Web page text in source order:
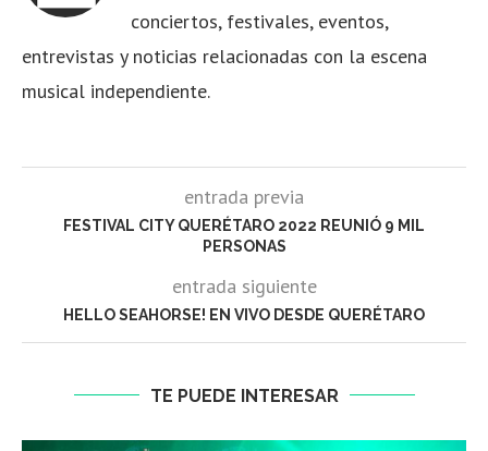
conciertos, festivales, eventos,
entrevistas y noticias relacionadas con la escena
musical independiente.
entrada previa
FESTIVAL CITY QUERÉTARO 2022 REUNIÓ 9 MIL
PERSONAS
entrada siguiente
HELLO SEAHORSE! EN VIVO DESDE QUERÉTARO
TE PUEDE INTERESAR